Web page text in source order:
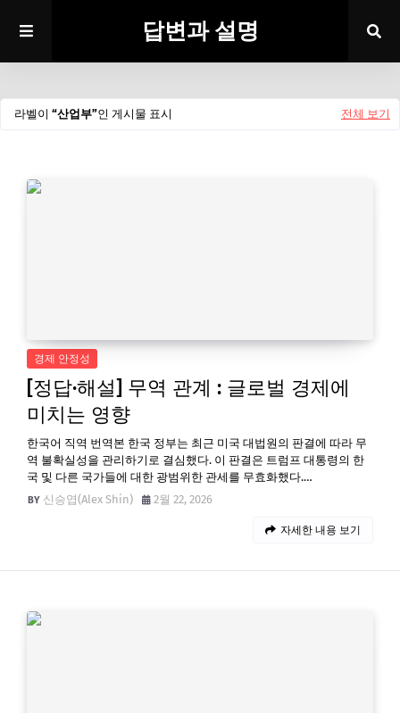
답변과 설명
라벨이 산업부 인 게시물 표시 전체 보기
경제 안정성
[정답·해설] 무역 관계 : 글로벌 경제에
미치는 영향
한국어 직역 번역본 한국 정부는 최근 미국 대법원의 판결에 따라 무
역 불확실성을 관리하기로 결심했다. 이 판결은 트럼프 대통령의 한
국 및 다른 국가들에 대한 광범위한 관세를 무효화했다.…
신승엽(Alex Shin)
2월 22, 2026
자세한 내용 보기